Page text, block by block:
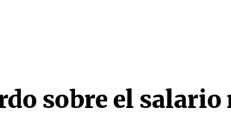
sobre el